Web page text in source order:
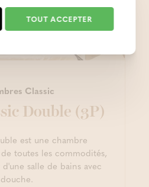
Classic
Double (3P)
est une chambre
toutes les commodités,
salle de bains avec
douche.
TOUT ACCEPTER